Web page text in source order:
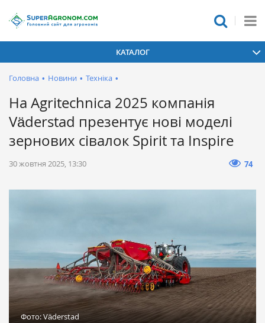
КАТАЛОГ
Головна • Новини • Техніка •
На Agritechnica 2025 компанія
Väderstad презентує нові моделі
зернових сівалок Spirit та Inspire
30 жовтня 2025, 13:30 74
Фото: Väderstad